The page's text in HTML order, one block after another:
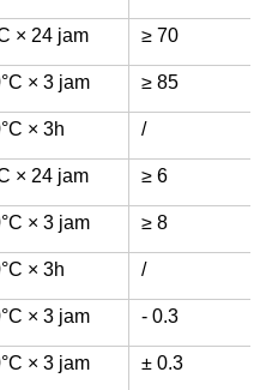
× 24 jam ≥ 70
× 3 jam ≥ 85
× 3h /
× 24 jam ≥ 6
× 3 jam ≥ 8
× 3h /
× 3 jam - 0.3
× 3 jam ± 0.3